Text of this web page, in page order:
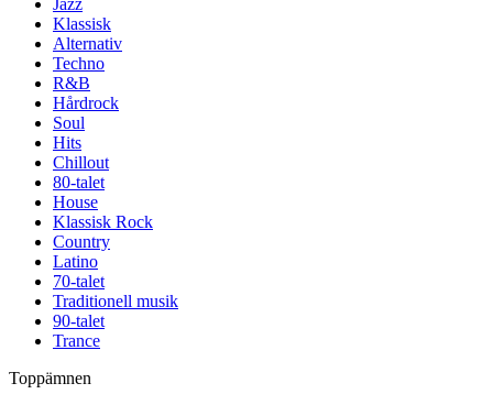
Jazz
Klassisk
Alternativ
Techno
R&B
Hårdrock
Soul
Hits
Chillout
80-talet
House
Klassisk Rock
Country
Latino
70-talet
Traditionell musik
90-talet
Trance
Toppämnen